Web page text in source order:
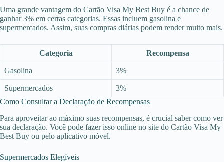
Uma grande vantagem do Cartão Visa My Best Buy é a chance de
ganhar 3% em certas categorias. Essas incluem gasolina e
supermercados. Assim, suas compras diárias podem render muito mais.
Categoria Recompensa
Gasolina 3%
Supermercados
3%
Como Consultar a Declaração de Recompensas
Para aproveitar ao máximo suas recompensas, é crucial saber como ver
sua declaração. Você pode fazer isso online no site do Cartão Visa My
Best Buy ou pelo aplicativo móvel.
Supermercados Elegíveis